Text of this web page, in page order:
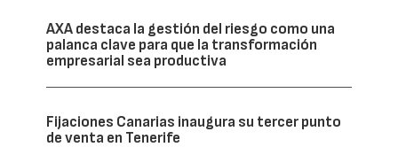
AXA destaca la gestión del riesgo como una
palanca clave para que la transformación
empresarial sea productiva
Fijaciones Canarias inaugura su tercer punto
de venta en Tenerife